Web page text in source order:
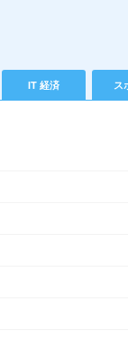
IT 経済 ス